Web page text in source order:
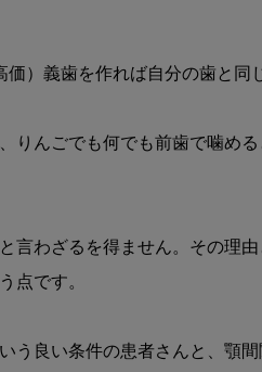
）義歯を作れば自分の歯と同
りんごでも何でも前歯で噛め
言わざるを得ません。その理
点です。
う良い条件の患者さんと、顎